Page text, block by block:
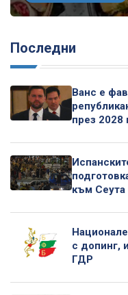
Последни
Ванс е
през 2028
към Сеута
с допинг,
ГДР